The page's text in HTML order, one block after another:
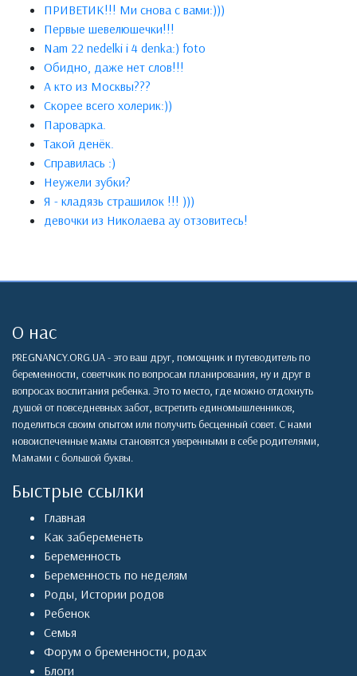
ПРИВЕТИК!!! Ми снова с вами:)))
Первые шевелюшечки!!!
Nam 22 nedelki i 4 denka:) foto
Обидно, даже нет слов!!!
А кто из Москвы???
Скорее всего холерик:))
Пароварка.
Такой денёк.
Справилась :)
Неужели зубки?
Я - кладязь страшилок !!! )))
девочки из Николаева ау отзовитесь!
О нас
PREGNANCY.ORG.UA - это ваш друг, помощник и путеводитель по
беременности, советчкик по вопросам планирования, ну и друг в
вопросах воспитания ребенка. Это то место, где можно отдохнуть
душой от повседневных забот, встретить единомышленников,
поделиться своим опытом или получить бесценный совет. С нами
новоиспеченные мамы становятся уверенными в себе родителями,
Мамами с большой буквы.
Быстрые ссылки
Главная
Как забеременеть
Беременность
Беременность по неделям
Роды, Истории родов
Ребенок
Семья
Форум о бременности, родах
Блоги